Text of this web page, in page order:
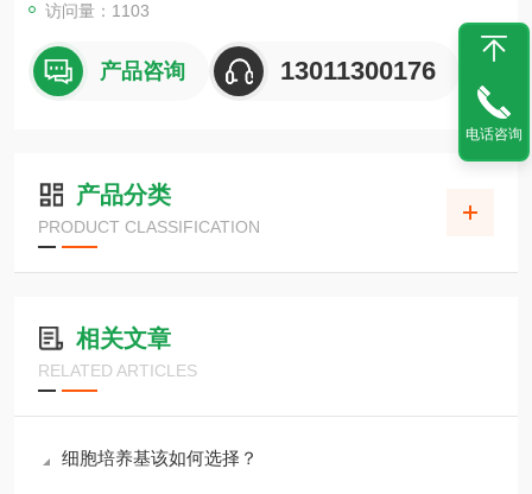
访问量：1103
产品咨询 13011300176
产品分类
PRODUCT CLASSIFICATION
相关文章
RELATED ARTICLES
细胞培养基该如何选择？
电话咨询